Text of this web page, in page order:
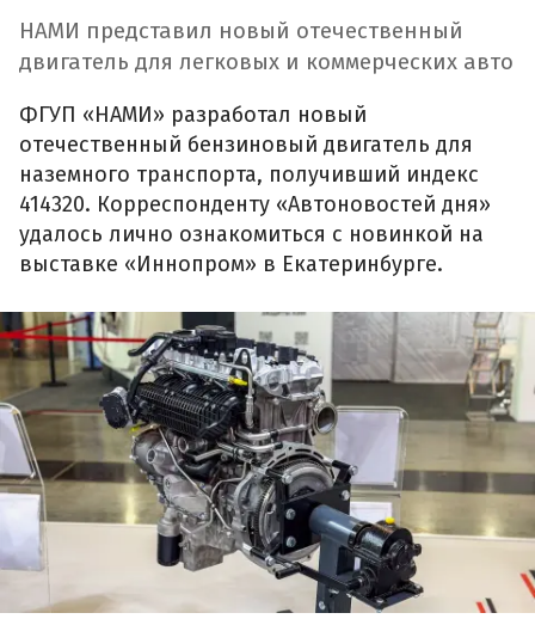
НАМИ представил новый отечественный
двигатель для легковых и коммерческих авто
ФГУП «НАМИ» разработал новый
отечественный бензиновый двигатель для
наземного транспорта, получивший индекс
414320. Корреспонденту «Автоновостей дня»
удалось лично ознакомиться с новинкой на
выставке «Иннопром» в Екатеринбурге.